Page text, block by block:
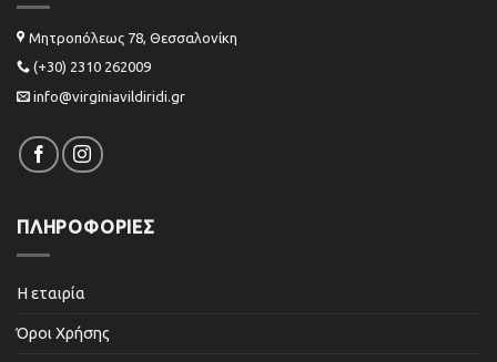
Μητροπόλεως 78, Θεσσαλονίκη
(+30) 2310 262009
info@virginiavildiridi.gr
ΠΛΗΡΟΦΟΡΙΕΣ
Η εταιρία
Όροι Χρήσης